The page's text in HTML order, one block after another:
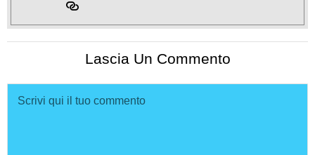
Lascia Un Commento